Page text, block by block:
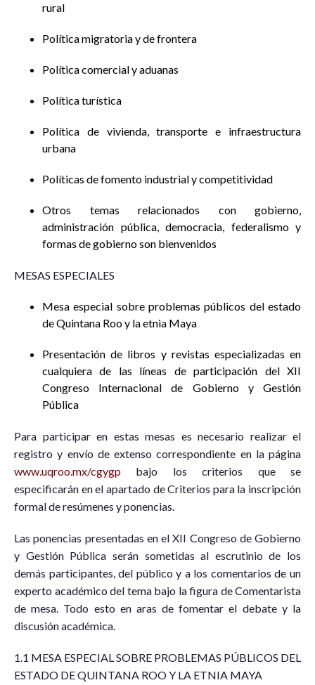
rural
Política migratoria y de frontera
Política comercial y aduanas
Política turística
Política de vivienda, transporte e infraestructura
urbana
Políticas de fomento industrial y competitividad
Otros temas relacionados con gobierno,
administración pública, democracia, federalismo y
formas de gobierno son bienvenidos
MESAS ESPECIALES
Mesa especial sobre problemas públicos del estado
de Quintana Roo y la etnia Maya
Presentación de libros y revistas especializadas en
cualquiera de las líneas de participación del XII
Congreso Internacional de Gobierno y Gestión
Pública
Para participar en estas mesas es necesario realizar el
registro y envío de extenso correspondiente en la página
www.uqroo.mx/cgygp bajo los criterios que se
especificarán en el apartado de Criterios para la inscripción
formal de resúmenes y ponencias.
Las ponencias presentadas en el XII Congreso de Gobierno
y Gestión Pública serán sometidas al escrutinio de los
demás participantes, del público y a los comentarios de un
experto académico del tema bajo la figura de Comentarista
de mesa. Todo esto en aras de fomentar el debate y la
discusión académica.
1.1 MESA ESPECIAL SOBRE PROBLEMAS PÚBLICOS DEL
ESTADO DE QUINTANA ROO Y LA ETNIA MAYA